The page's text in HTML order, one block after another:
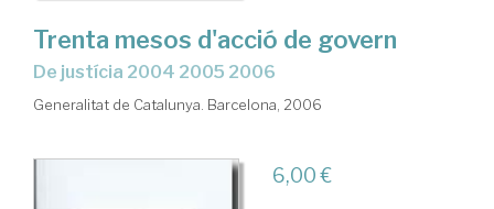
Trenta mesos d'acció de govern
de justícia 2004 2005 2006
Generalitat de Catalunya. Barcelona, 2006
6,00 €